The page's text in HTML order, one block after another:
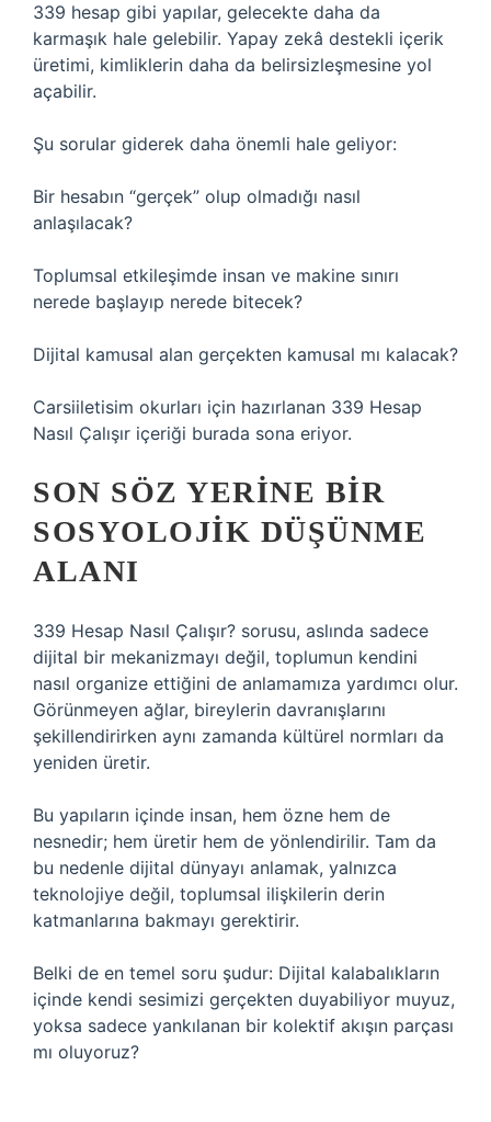
339 hesap gibi yapılar, gelecekte daha da
karmaşık hale gelebilir. Yapay zekâ destekli içerik
üretimi, kimliklerin daha da belirsizleşmesine yol
açabilir.
Şu sorular giderek daha önemli hale geliyor:
Bir hesabın “gerçek” olup olmadığı nasıl
anlaşılacak?
Toplumsal etkileşimde insan ve makine sınırı
nerede başlayıp nerede bitecek?
Dijital kamusal alan gerçekten kamusal mı kalacak?
Carsiiletisim okurları için hazırlanan 339 Hesap
Nasıl Çalışır içeriği burada sona eriyor.
SON SÖZ YERINE BIR
SOSYOLOJIK DÜŞÜNME
ALANI
339 Hesap Nasıl Çalışır? sorusu, aslında sadece
dijital bir mekanizmayı değil, toplumun kendini
nasıl organize ettiğini de anlamamıza yardımcı olur.
Görünmeyen ağlar, bireylerin davranışlarını
şekillendirirken aynı zamanda kültürel normları da
yeniden üretir.
Bu yapıların içinde insan, hem özne hem de
nesnedir; hem üretir hem de yönlendirilir. Tam da
bu nedenle dijital dünyayı anlamak, yalnızca
teknolojiye değil, toplumsal ilişkilerin derin
katmanlarına bakmayı gerektirir.
Belki de en temel soru şudur: Dijital kalabalıkların
içinde kendi sesimizi gerçekten duyabiliyor muyuz,
yoksa sadece yankılanan bir kolektif akışın parçası
mı oluyoruz?